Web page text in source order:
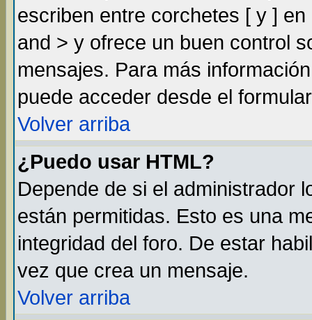
escriben entre corchetes [ y ]
and > y ofrece un buen control
mensajes. Para más
puede acceder desde el
Volver arriba
¿Puedo usar HTML?
Depende de si el administrador
están permitidas. Esto es una
integridad del foro. De estar
vez que crea un mensaje.
Volver arriba